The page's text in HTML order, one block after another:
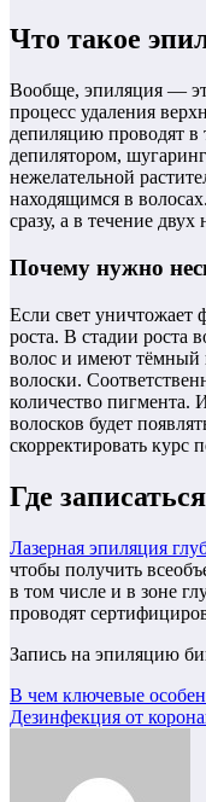
Что такое
Вообще, эпиляция —
процесс удаления
депиляцию проводят в
депилятором,
нежелательной
находящимся в
сразу, а в течение
Почему нужно
Если свет уничтожает
роста. В стадии роста
волос и имеют тёмный
волоски.
количество пигмента.
волосков будет
скорректировать курс
Где
Лазерная эпиляция
чтобы получить
в том числе и в зоне
проводят
Запись на эпиляцию
Навигация
по
В чем ключевые
Дезинфекция от